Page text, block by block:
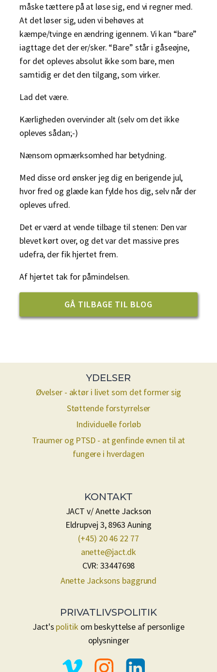
måske tættere på at løse sig, end vi regner med.
At det løser sig, uden vi behøves at
kæmpe/tvinge en ændring igennem. Vi kan “bare”
iagttage det der er/sker. “Bare” står i gåseøjne,
for det opleves absolut ikke som bare, men
samtidig er det den tilgang, som virker.
Lad det være.
Kærligheden overvinder alt (selv om det ikke
opleves sådan;-)
Nænsom opmærksomhed har betydning.
Med disse ord ønsker jeg dig en berigende jul,
hvor fred og glæde kan fylde hos dig, selv når der
opleves ufred.
Det er værd at vende tilbage til stenen: Den var
blevet kørt over, og det var det massive pres
udefra, der fik hjertet frem.
Af hjertet tak for påmindelsen.
GÅ TILBAGE TIL BLOG
YDELSER
Øvelser - aktør i livet som det former sig
Støttende forstyrrelser
Individuelle forløb
Traumer og PTSD - at genfinde evnen til at
fungere i hverdagen
KONTAKT
JACT v/ Anette Jackson
Eldrupvej 3, 8963 Auning
(+45) 20 46 22 77
anette@jact.dk
CVR: 33447698
Anette Jacksons baggrund
PRIVATLIVSPOLITIK
Jact's politik om beskyttelse af personlige
oplysninger